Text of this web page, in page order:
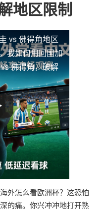
地区限制
vs 佛得角地区
我如何用回国加
佛得角，破解
外怎么看欧洲杯？这恐怕
的痛。你兴冲冲地打开熟